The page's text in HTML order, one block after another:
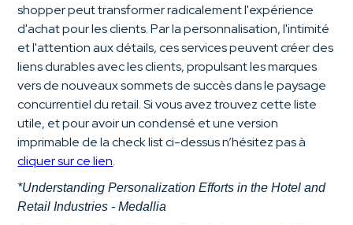
shopper peut transformer radicalement l'expérience
d'achat pour les clients. Par la personnalisation, l'intimité
et l'attention aux détails, ces services peuvent créer des
liens durables avec les clients, propulsant les marques
vers de nouveaux sommets de succès dans le paysage
concurrentiel du retail. Si vous avez trouvez cette liste
utile, et pour avoir un condensé et une version
imprimable de la check list ci-dessus n’hésitez pas à
cliquer sur ce lien.
*Understanding Personalization Efforts in the Hotel and
Retail Industries - Medallia